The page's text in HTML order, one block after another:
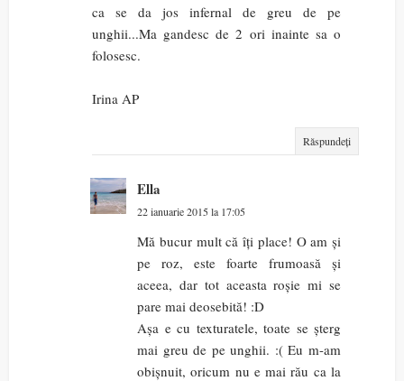
ca se da jos infernal de greu de pe
unghii...Ma gandesc de 2 ori inainte sa o
folosesc.
Irina AP
Răspundeți
Ella
22 ianuarie 2015 la 17:05
Mă bucur mult că îți place! O am și
pe roz, este foarte frumoasă și
aceea, dar tot aceasta roșie mi se
pare mai deosebită! :D
Așa e cu texturatele, toate se șterg
mai greu de pe unghii. :( Eu m-am
obișnuit, oricum nu e mai rău ca la